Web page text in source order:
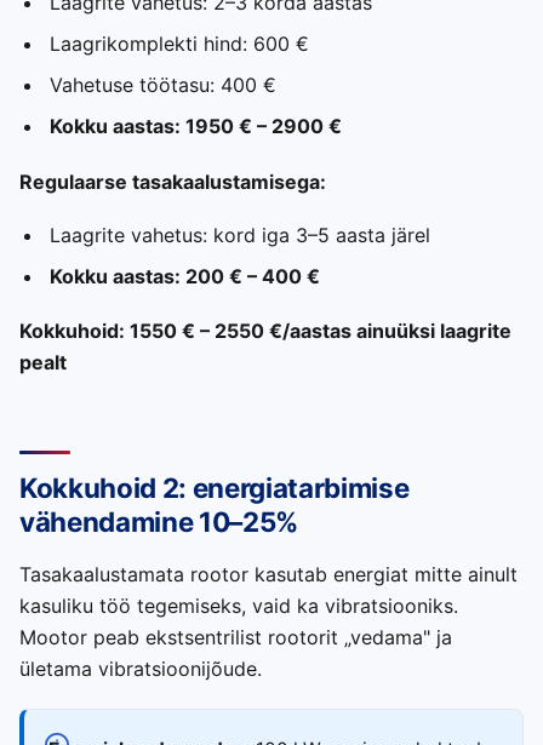
Laagrikomplekti hind: 600 €
Vahetuse töötasu: 400 €
Kokku aastas: 1950 € – 2900 €
Regulaarse tasakaalustamisega:
Laagrite vahetus: kord iga 3–5 aasta järel
Kokku aastas: 200 € – 400 €
Kokkuhoid: 1550 € – 2550 €/aastas ainuüksi laagrite
pealt
Kokkuhoid 2: energiatarbimise
vähendamine 10–25%
Tasakaalustamata rootor kasutab energiat mitte ainult
kasuliku töö tegemiseks, vaid ka vibratsiooniks.
Mootor peab ekstsentrilist rootorit „vedama" ja
ületama vibratsioonijõude.